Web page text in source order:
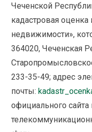
Чеченской
кадастровая оценка
недвижимости»,
364020, Чеченская
233-35-49; адрес
почты:
официального